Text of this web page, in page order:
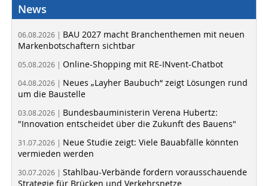
News
06.08.2026 | BAU 2027 macht Branchenthemen mit neuen
Markenbotschaftern sichtbar
05.08.2026 | Online-Shopping mit RE-INvent-Chatbot
04.08.2026 | Neues „Layher Baubuch“ zeigt Lösungen rund
um die Baustelle
03.08.2026 | Bundesbauministerin Verena Hubertz:
"Innovation entscheidet über die Zukunft des Bauens"
31.07.2026 | Neue Studie zeigt: Viele Bauabfälle könnten
vermieden werden
30.07.2026 | Stahlbau-Verbände fordern vorausschauende
Strategie für Brücken und Verkehrsnetze